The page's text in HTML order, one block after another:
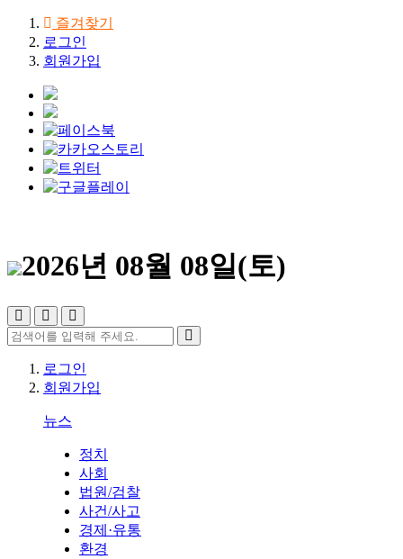
즐겨찾기
로그인
회원가입
2026년 08월 08일(토)
로그인
회원가입
뉴스
정치
사회
법원/검찰
사건/사고
경제·유통
환경